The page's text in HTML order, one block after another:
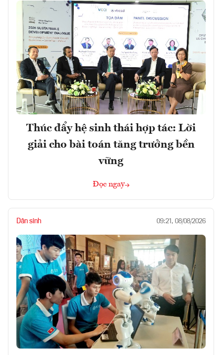
Thúc đẩy hệ sinh thái hợp tác: Lời
giải cho bài toán tăng trưởng bền
vững
Đọc ngay
Dân sinh 09:21, 08/08/2026